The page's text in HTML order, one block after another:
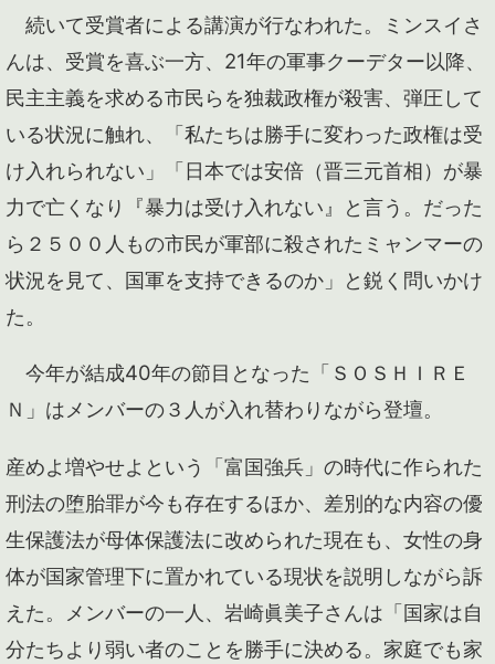
続いて受賞者による講演が行なわれた。ミンスイさ
んは、受賞を喜ぶ一方、21年の軍事クーデター以降、
民主主義を求める市民らを独裁政権が殺害、弾圧して
いる状況に触れ、「私たちは勝手に変わった政権は受
け入れられない」「日本では安倍（晋三元首相）が暴
力で亡くなり『暴力は受け入れない』と言う。だった
ら２５００人もの市民が軍部に殺されたミャンマーの
状況を見て、国軍を支持できるのか」と鋭く問いかけ
た。
今年が結成40年の節目となった「ＳＯＳＨＩＲＥ
Ｎ」はメンバーの３人が入れ替わりながら登壇。
産めよ増やせよという「富国強兵」の時代に作られた
刑法の堕胎罪が今も存在するほか、差別的な内容の優
生保護法が母体保護法に改められた現在も、女性の身
体が国家管理下に置かれている現状を説明しながら訴
えた。メンバーの一人、岩崎眞美子さんは「国家は自
分たちより弱い者のことを勝手に決める。家庭でも家